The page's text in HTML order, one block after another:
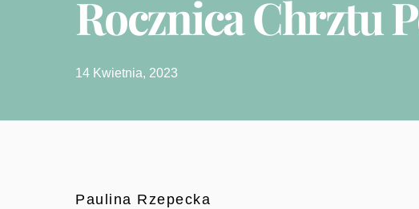
Rocznica Chrztu
14 Kwietnia, 2023
Paulina Rzepecka